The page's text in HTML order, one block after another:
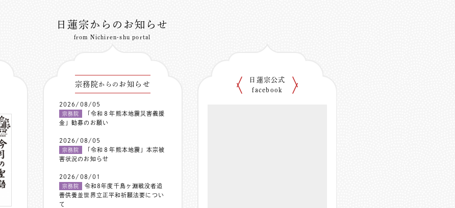
日蓮宗からのお知らせ
from Nichiren-shu portal
宗務院からの お知らせ
2026/08/05
宗務院
「令和８年熊本地震災害義援
金」勧募のお願い
2026/08/05
宗務院
「令和８年熊本地震」本宗被
害状況のお知らせ
2026/08/01
宗務院
令和8年度千鳥ヶ淵戦没者追
善供養並世界立正平和祈願法要につい
て
日蓮宗公式
facebook